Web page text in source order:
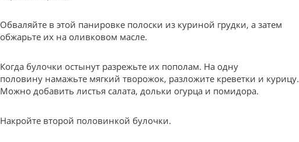
Обваляйте в этой панировке полоски из куриной грудки, а затем
обжарьте их на оливковом масле.
Когда булочки остынут разрежьте их пополам. На одну
половину намажьте мягкий творожок, разложите креветки и курицу.
Можно добавить листья салата, дольки огурца и помидора.
Накройте второй половинкой булочки.